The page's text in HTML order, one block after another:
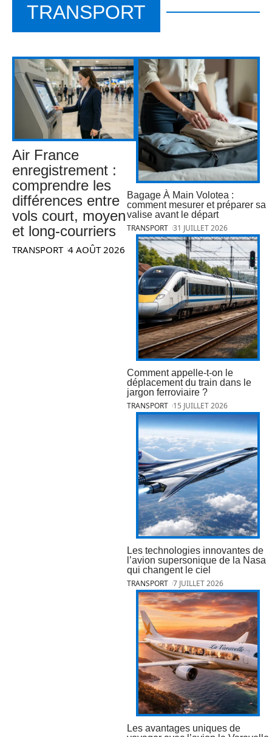
TRANSPORT
Air France
enregistrement :
comprendre les
différences entre
vols court, moyen
et long-courriers
TRANSPORT 4 AOÛT 2026
Bagage À Main Volotea :
comment mesurer et préparer sa
valise avant le départ
TRANSPORT 31 JUILLET 2026
Comment appelle-t-on le
déplacement du train dans le
jargon ferroviaire ?
TRANSPORT 15 JUILLET 2026
Les technologies innovantes de
l’avion supersonique de la Nasa
qui changent le ciel
TRANSPORT 7 JUILLET 2026
Les avantages uniques de